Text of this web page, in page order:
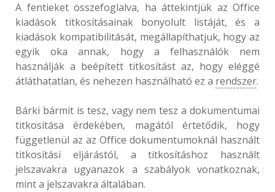
A fentieket összefoglalva, ha áttekintjük az Office
kiadások titkosításainak bonyolult listáját, és a
kiadások kompatibilitását, megállapíthatjuk, hogy az
egyik oka annak, hogy a felhasználók nem
használják a beépített titkosítást az, hogy eléggé
átláthatatlan, és nehezen használható ez a rendszer.
Bárki bármit is tesz, vagy nem tesz a dokumentumai
titkosítása érdekében, magától értetődik, hogy
függetlenül az az Office dokumentumoknál használt
titkosítási eljárástól, a titkosításhoz használt
jelszavakra ugyanazok a szabályok vonatkoznak,
mint a jelszavakra általában.